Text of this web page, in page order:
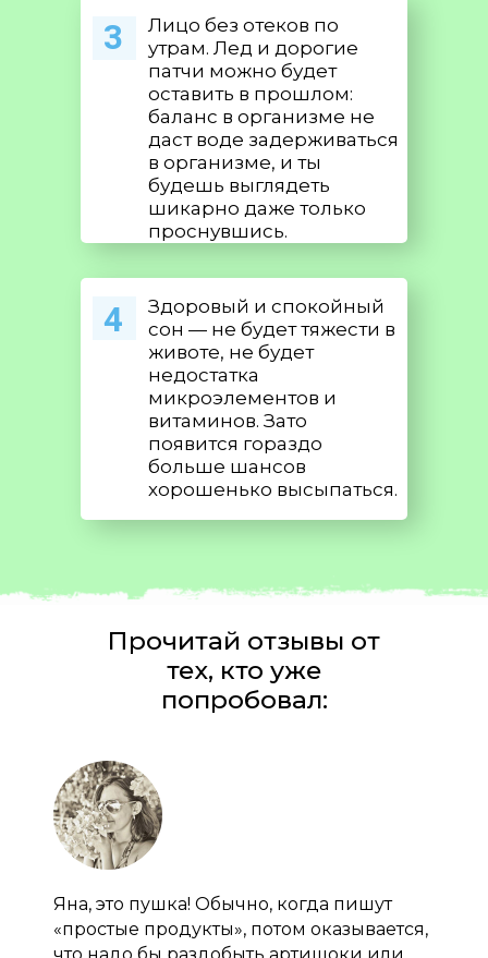
Лицо без отеков по
утрам. Лед и дорогие
патчи можно будет
оставить в прошлом:
баланс в организме не
даст воде задерживаться
в организме, и ты
будешь выглядеть
шикарно даже только
проснувшись.
3
4
Здоровый и спокойный
сон — не будет тяжести в
животе, не будет
недостатка
микроэлементов и
витаминов. Зато
появится гораздо
больше шансов
хорошенько высыпаться.
Прочитай отзывы от
тех, кто уже
попробовал:
Яна, это пушка! Обычно, когда пишут
«простые продукты», потом оказывается,